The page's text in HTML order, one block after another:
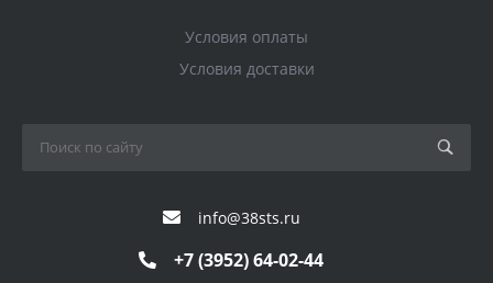
Условия оплаты
Условия доставки
info@38sts.ru
+7 (3952) 64-02-44